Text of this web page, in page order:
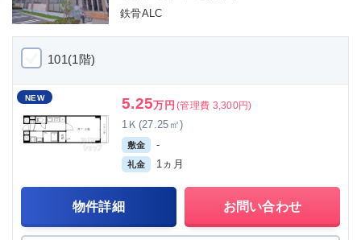
鉄骨ALC
101(1階)
NEW 5.25万円 (管理費 3,300円)
1Ｋ(27.25㎡)
敷金 -
礼金 1ヵ月
物件詳細 お問い合わせ